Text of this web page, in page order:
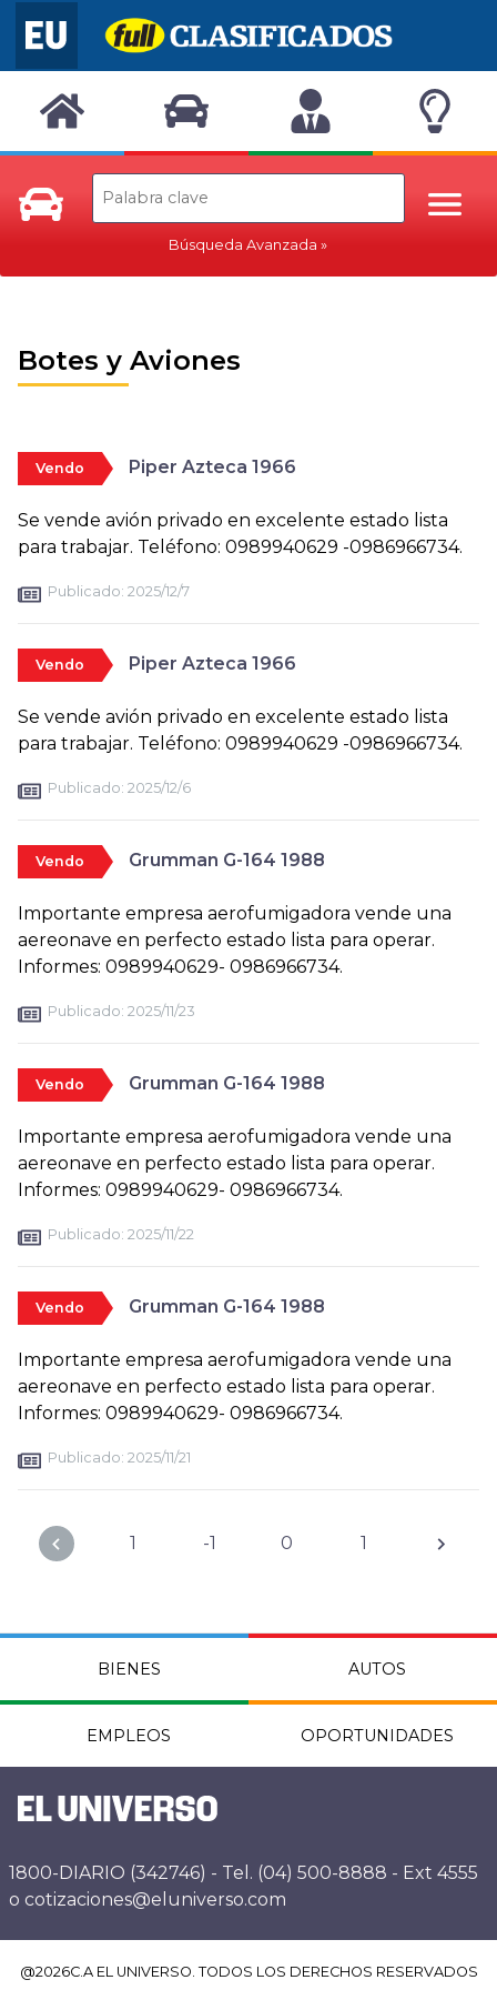
Búsqueda Avanzada
Botes y Aviones
Vendo Piper Azteca 1966
Se vende avión privado en excelente estado lista
para trabajar. Teléfono: 0989940629 -0986966734.
Publicado: 2025/12/7
Vendo Piper Azteca 1966
Se vende avión privado en excelente estado lista
para trabajar. Teléfono: 0989940629 -0986966734.
Publicado: 2025/12/6
Vendo Grumman G-164 1988
Importante empresa aerofumigadora vende una
aereonave en perfecto estado lista para operar.
Informes: 0989940629- 0986966734.
Publicado: 2025/11/23
Vendo Grumman G-164 1988
Importante empresa aerofumigadora vende una
aereonave en perfecto estado lista para operar.
Informes: 0989940629- 0986966734.
Publicado: 2025/11/22
Vendo Grumman G-164 1988
Importante empresa aerofumigadora vende una
aereonave en perfecto estado lista para operar.
Informes: 0989940629- 0986966734.
Publicado: 2025/11/21
1 -1 0 1
BIENES AUTOS
EMPLEOS OPORTUNIDADES
1800-DIARIO (342746) - Tel. (04) 500-8888 - Ext 4555
o cotizaciones@eluniverso.com
@2026C.A EL UNIVERSO. TODOS LOS DERECHOS RESERVADOS